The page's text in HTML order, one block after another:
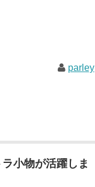
parley
小物が活躍しま